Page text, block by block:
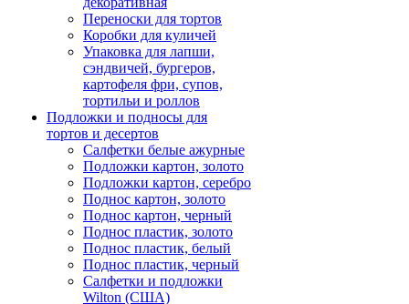
Переноски для тортов
Коробки для куличей
Упаковка для лапши,
сэндвичей, бургеров,
картофеля фри, супов,
тортильи и роллов
Подложки и подносы для
тортов и десертов
Салфетки белые ажурные
Подложки картон, золото
Подложки картон, серебро
Поднос картон, золото
Поднос картон, черный
Поднос пластик, золото
Поднос пластик, белый
Поднос пластик, черный
Салфетки и подложки
Wilton (США)